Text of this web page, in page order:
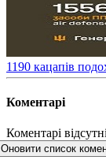
​1190 кацапів
Коментарі
Коментарі
Оновити список